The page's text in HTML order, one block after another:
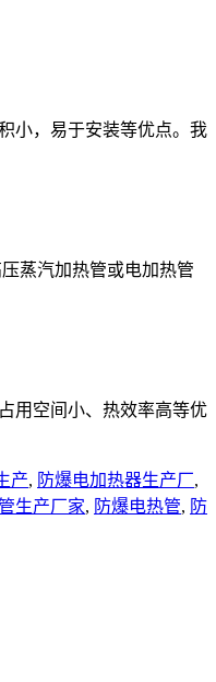
小，易于安装等优点。我
蒸汽加热管或电加热管
用空间小、热效率高等优
产, 防爆电加热器生产厂,
生产厂家, 防爆电热管, 防